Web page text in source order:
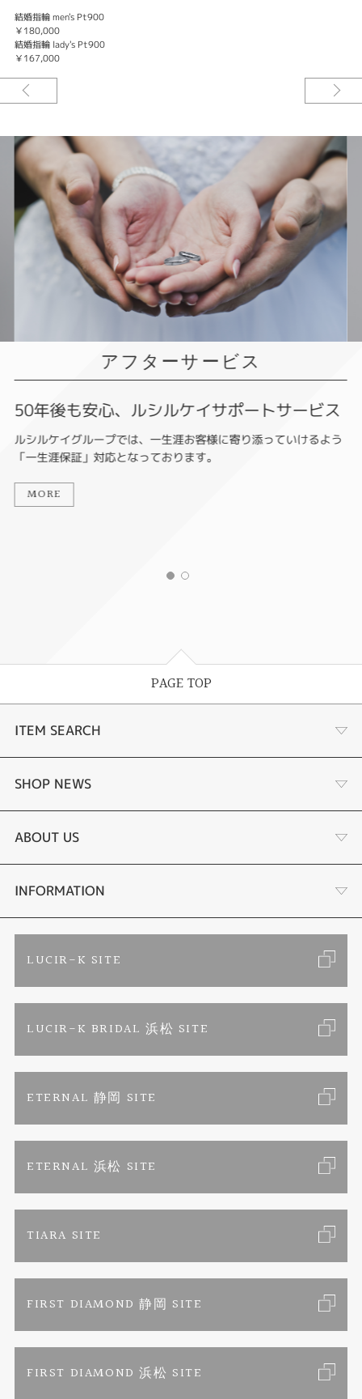
結婚指輪 men's Pt900
￥180,000
結婚指輪 lady's Pt900
￥167,000
アフターサービス
50年後も安心、ルシルケイサポートサービス
ルシルケイグループでは、一生涯お客様に寄り添っていけるよう
「一生涯保証」対応となっております。
MORE
PAGE TOP
ITEM SEARCH
婚約指輪
結婚指輪
セットリング
エタニティリング
婚約ネックレス
SHOP NEWS
商品一覧
ブランドリスト
トピックス
リフォーム
ABOUT US
店舗情報・会社概要
お問い合わせ
INFORMATION
特定商取引に関する表記
LUCIR-K SITE
LUCIR-K BRIDAL 浜松 SITE
ETERNAL 静岡 SITE
ETERNAL 浜松 SITE
TIARA SITE
FIRST DIAMOND 静岡 SITE
FIRST DIAMOND 浜松 SITE